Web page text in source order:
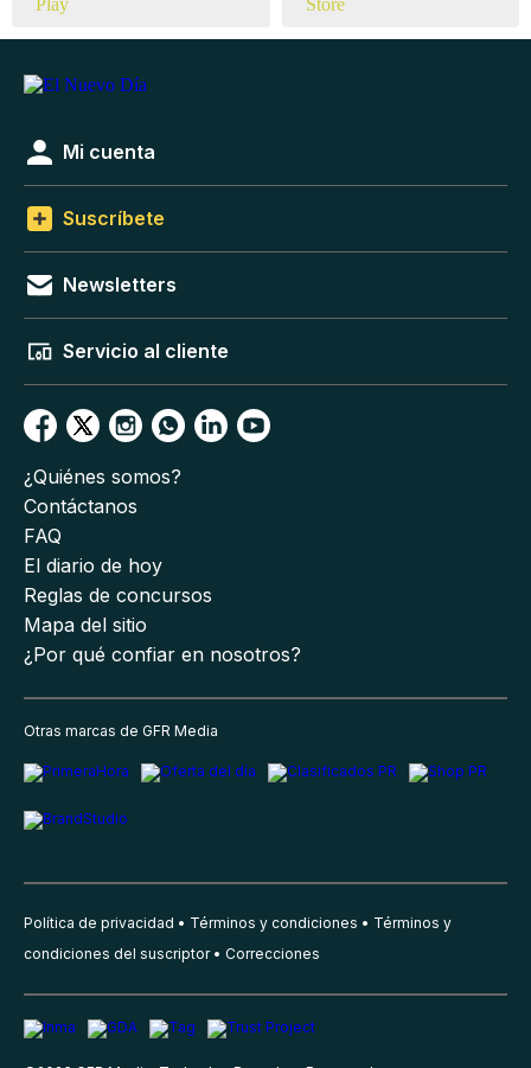
Mi cuenta
Suscríbete
Newsletters
Servicio al cliente
¿Quiénes somos?
Contáctanos
FAQ
El diario de hoy
Reglas de concursos
Mapa del sitio
¿Por qué confiar en nosotros?
Otras marcas de GFR Media
Política de privacidad Términos y condiciones
Términos y
condiciones del suscriptor
Correcciones